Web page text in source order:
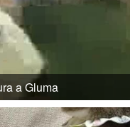
a Gluma